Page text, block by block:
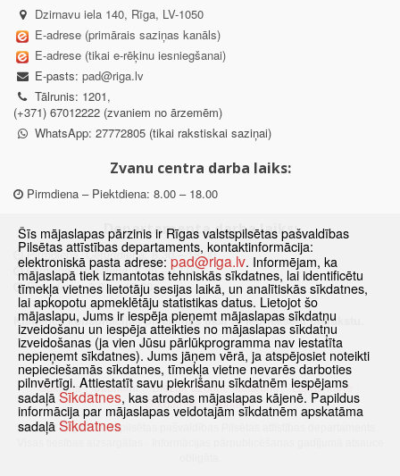
Dzirnavu iela 140, Rīga, LV-1050
E-adrese (primārais saziņas kanāls)
E-adrese (tikai e-rēķinu iesniegšanai)
E-pasts: pad@riga.lv
Tālrunis: 1201,
(+371) 67012222 (zvaniem no ārzemēm)
WhatsApp: 27772805 (tikai rakstiskai saziņai)
Zvanu centra darba laiks:
Pirmdiena – Piektdiena: 8.00 – 18.00
Departamenta darba laiks:
Pirmdiena, Ceturtdiena: 8.30 – 18.00
Otrdiena, Trešdiena: 8.30 – 17.00
Piektdiena: 8.30 – 15.00
Klātienes konsultācijas pieejamas tikai ar iepriekšēju pierakstu.
Sākums Jaunumi Biežāk uzdotie jautājumi
Lapas karte
Sīkdatnes
Kontakti
© 2021 Rīgas valstspilsētas pašvaldības Pilsētas attīstības departaments.
Šīs mājaslapas pārzinis ir Rīgas valstspilsētas pašvaldības
Pilsētas attīstības departaments, kontaktinformācija:
elektroniskā pasta adrese: pad@riga.lv. Informējam, ka
mājaslapā tiek izmantotas tehniskās sīkdatnes, lai identificētu
tīmekļa vietnes lietotāju sesijas laikā, un analītiskās sīkdatnes,
lai apkopotu apmeklētāju statistikas datus. Lietojot šo
mājaslapu, Jums ir iespēja pieņemt mājaslapas sīkdatņu
izveidošanu un iespēja atteikties no mājaslapas sīkdatņu
izveidošanas (ja vien Jūsu pārlūkprogramma nav iestatīta
nepieņemt sīkdatnes). Jums jāņem vērā, ja atspējosiet noteikti
nepieciešamās sīkdatnes, tīmekļa vietne nevarēs darboties
pilnvērtīgi. Attiestatīt savu piekrišanu sīkdatnēm iespējams
sadaļā Sīkdatnes, kas atrodas mājaslapas kājenē. Papildus
informācija par mājaslapas veidotajām sīkdatnēm apskatāma
sadaļā Sīkdatnes